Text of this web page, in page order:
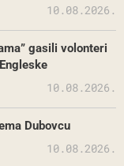
10.08.2026.
gasili volonteri
10.08.2026.
Dubovcu
10.08.2026.